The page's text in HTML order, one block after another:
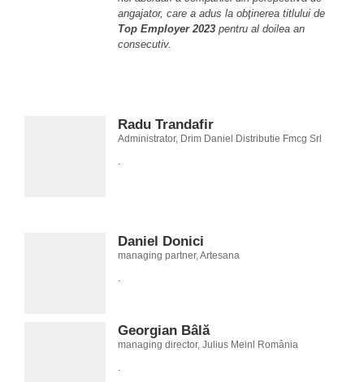
angajator, care a adus la obţinerea titlului de
Top Employer 2023 pentru al doilea an
consecutiv.
Radu Trandafir
Administrator, Drim Daniel Distributie Fmcg Srl
.
Daniel Donici
managing partner, Artesana
.
Georgian Bâlă
managing director, Julius Meinl România
.